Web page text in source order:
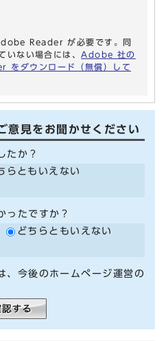
Reader が必要です。同
いない場合には、 Adobe 社の
をダウンロード（無償）して
意見をお聞かせください
たか？
らともいえない
ったですか？
どちらともいえない
、今後のホームページ運営の